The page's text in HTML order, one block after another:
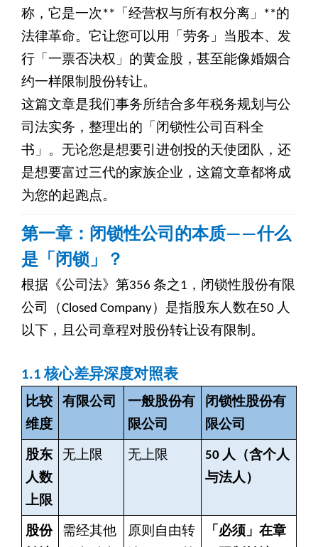
称，它是一次**「经营权与所有权分离」**的
法律革命。它让您可以用「劳务」当股本、发
行「一票否决权」的黄金股，甚至能像婚姻合
约一样限制股份转让。
这篇文章是我们事务所结合多年税务规划与公
司法实务，整理出的「闭锁性公司百科全
书」。无论您是想要引进创投的天使团队，还
是想要富过三代的家族企业，这篇文章都将成
为您的起跑点。
第一章：闭锁性公司的本质——什么
是「闭锁」？
根据《公司法》第356 条之1，闭锁性股份有限
公司（Closed Company）是指股东人数在50 人
以下，且公司章程对股份转让设有限制。
1.1 核心差异深度对照表
比较
维度
有限公司
一般股份有
限公司
闭锁性股份有
限公司
股东
人数
上限
无上限 无上限 50 人（含个人
与法人）
股份
需经其他
原则自由转
「必须」在章